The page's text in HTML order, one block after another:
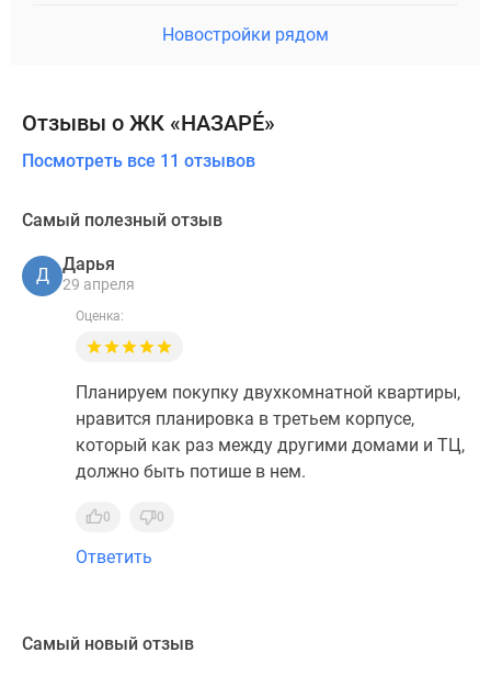
Новостройки рядом
Отзывы о ЖК «НАЗАРÉ»
Посмотреть все 11 отзывов
Самый полезный отзыв
Д
Дарья
29 апреля
Оценка:
Планируем покупку двухкомнатной квартиры,
нравится планировка в третьем корпусе,
который как раз между другими домами и ТЦ,
должно быть потише в нем.
0 0
Ответить
Самый новый отзыв